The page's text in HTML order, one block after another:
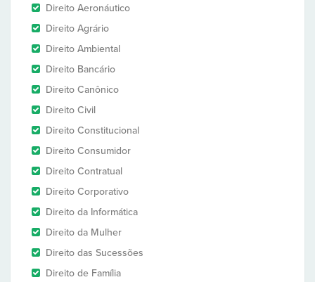
Direito Aeronáutico
Direito Agrário
Direito Ambiental
Direito Bancário
Direito Canônico
Direito Civil
Direito Constitucional
Direito Consumidor
Direito Contratual
Direito Corporativo
Direito da Informática
Direito da Mulher
Direito das Sucessões
Direito de Família